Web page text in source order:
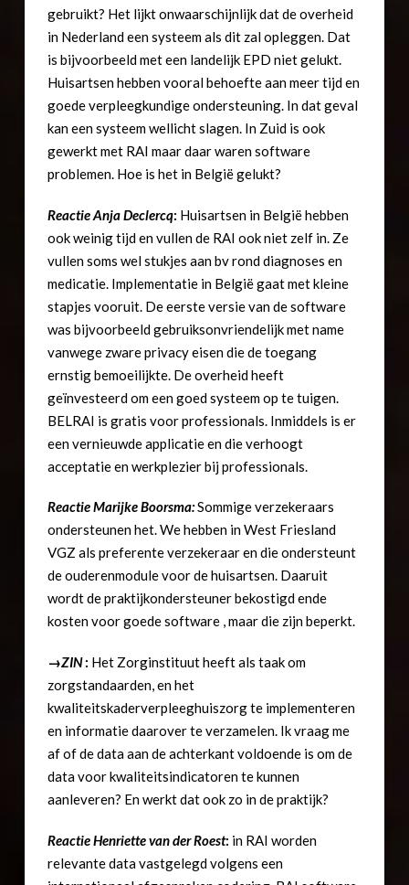
gebruikt? Het lijkt onwaarschijnlijk dat de overheid
in Nederland een systeem als dit zal opleggen. Dat
is bijvoorbeeld met een landelijk EPD niet gelukt.
Huisartsen hebben vooral behoefte aan meer tijd en
goede verpleegkundige ondersteuning. In dat geval
kan een systeem wellicht slagen. In Zuid is ook
gewerkt met RAI maar daar waren software
problemen. Hoe is het in België gelukt?
Reactie Anja Declercq: Huisartsen in België hebben
ook weinig tijd en vullen de RAI ook niet zelf in. Ze
vullen soms wel stukjes aan bv rond diagnoses en
medicatie. Implementatie in België gaat met kleine
stapjes vooruit. De eerste versie van de software
was bijvoorbeeld gebruiksonvriendelijk met name
vanwege zware privacy eisen die de toegang
ernstig bemoeilijkte. De overheid heeft
geïnvesteerd om een goed systeem op te tuigen.
BELRAI is gratis voor professionals. Inmiddels is er
een vernieuwde applicatie en die verhoogt
acceptatie en werkplezier bij professionals.
Reactie Marijke Boorsma:Sommige verzekeraars
ondersteunen het. We hebben in West Friesland
VGZ als preferente verzekeraar en die ondersteunt
de ouderenmodule voor de huisartsen. Daaruit
wordt de praktijkondersteuner bekostigd ende
kosten voor goede software , maar die zijn beperkt.
→ZIN: Het Zorginstituut heeft als taak om
zorgstandaarden, en het
kwaliteitskaderverpleeghuiszorg te implementeren
en informatie daarover te verzamelen. Ik vraag me
af of de data aan de achterkant voldoende is om de
data voor kwaliteitsindicatoren te kunnen
aanleveren? En werkt dat ook zo in de praktijk?
Reactie Henriette van der Roest: in RAI worden
relevante data vastgelegd volgens een